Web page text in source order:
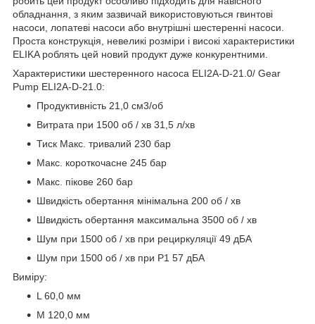
обладнання, з яким зазвичай використовуються гвинтові
насоси, лопатеві насоси або внутрішні шестеренні насоси.
Проста конструкція, невеликі розміри і високі характеристики
ELIKA роблять цей новий продукт дуже конкурентними.
Характеристики шестеренного насоса ELI2A-D-21.0/ Gear
Pump ELI2A-D-21.0:
Продуктивність 21,0 см3/об
Витрата при 1500 об / хв 31,5 л/хв
Тиск Макс. тривалий 230 бар
Макс. короткочасне 245 бар
Макс. пікове 260 бар
Швидкість обертання мінімальна 200 об / хв
Швидкість обертання максимальна 3500 об / хв
Шум при 1500 об / хв при рециркуляції 49 дБА
Шум при 1500 об / хв при P1 57 дБА
Виміру:
L 60,0 мм
M 120,0 мм